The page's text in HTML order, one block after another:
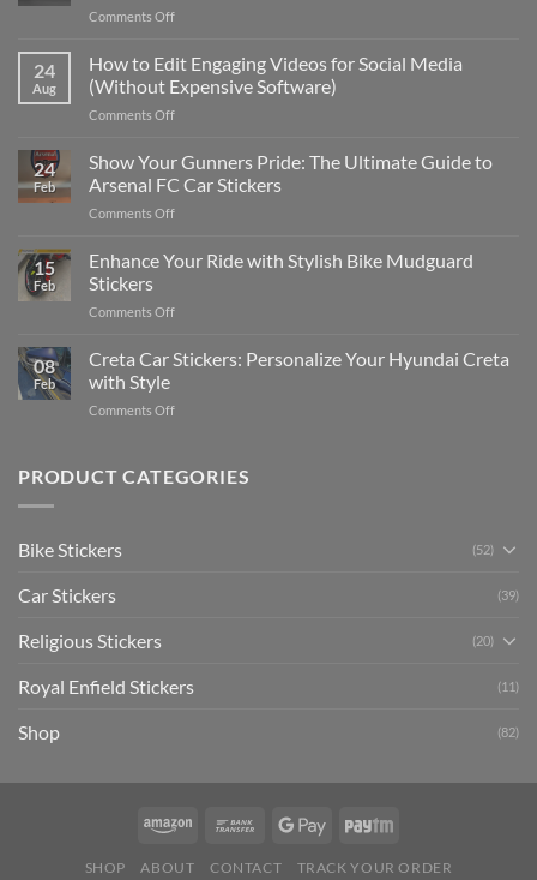
Comments Offon
Places
to
Put
Stickers
a
Car:
2025
24
Aug
How to Edit Engaging Videos for Social Media
(Without Expensive Software)
Comments Offon
to
Edit
Engaging
Videos
Social
24
Feb
Show Your Gunners Pride: The Ultimate Guide to
Arsenal FC Car Stickers
Comments Offon
Your
Gunners
The
Guide
15
Feb
Enhance Your Ride with Stylish Bike Mudguard
Stickers
Comments Offon
Your
Ride
Stylish
Stickers
08
Feb
Creta Car Stickers: Personalize Your Hyundai Creta
with Style
Comments Offon
Stickers:
PRODUCT CATEGORIES
Bike Stickers (52)
Car Stickers (39)
Religious Stickers (20)
Royal Enfield Stickers (11)
Shop (82)
SHOP ABOUT CONTACT TRACK YOUR ORDER